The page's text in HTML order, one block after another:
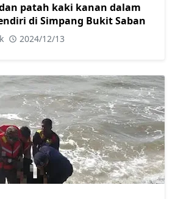
patah kaki kanan dalam
di Simpang Bukit Saban
2024/12/13